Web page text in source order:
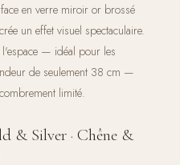
en verre miroir or brossé
un effet visuel spectaculaire.
l'espace — idéal pour les
de seulement 38 cm —
limité.
& Silver · Chêne &